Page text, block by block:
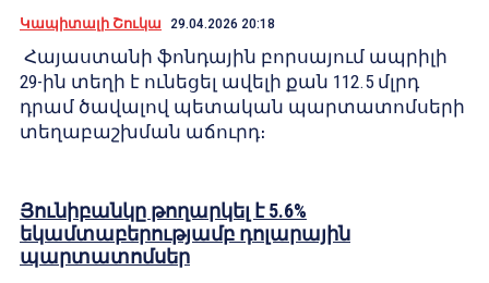
Կապիտալի Շուկա 29.04.2026 20:18
Հայաստանի ֆոնդային բորսայում ապրիլի
29-ին տեղի է ունեցել ավելի քան 112.5 մլրդ
դրամ ծավալով պետական պարտատոմսերի
տեղաբաշխման աճուրդ։
Յունիբանկը թողարկել է 5.6%
եկամտաբերությամբ դոլարային
պարտատոմսեր